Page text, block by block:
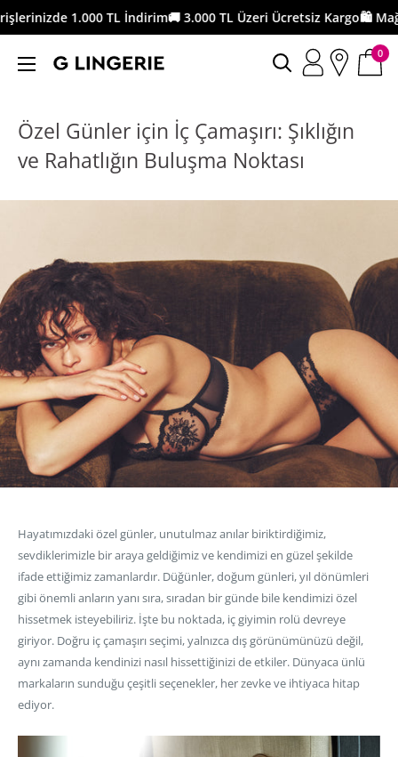
İçeriği
geç
1.000 TL İndirim🚚 3.000 TL Üzeri Ücretsiz Kargo🛍️ Mağazada
G
0
Özel Günler için İç Çamaşırı: Şıklığın
ve Rahatlığın Buluşma Noktası
Hayatımızdaki özel günler, unutulmaz anılar biriktirdiğimiz,
sevdiklerimizle bir araya geldiğimiz ve kendimizi en güzel şekilde
ifade ettiğimiz zamanlardır. Düğünler, doğum günleri, yıl dönümleri
gibi önemli anların yanı sıra, sıradan bir günde bile kendimizi özel
hissetmek isteyebiliriz. İşte bu noktada, iç giyimin rolü devreye
giriyor. Doğru iç çamaşırı seçimi, yalnızca dış görünümünüzü değil,
aynı zamanda kendinizi nasıl hissettiğinizi de etkiler. Dünyaca ünlü
markaların sunduğu çeşitli seçenekler, her zevke ve ihtiyaca hitap
ediyor.